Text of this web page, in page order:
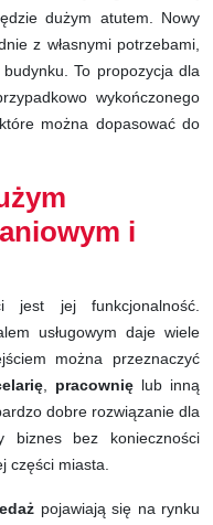
dużym atutem. Nowy
z własnymi potrzebami,
To propozycja dla
wykończonego
można dopasować do
i
jest jej funkcjonalność.
usługowym daje wiele
można przeznaczyć
pracownię lub inną
dobre rozwiązanie dla
biznes bez konieczności
części miasta.
pojawiają się na rynku